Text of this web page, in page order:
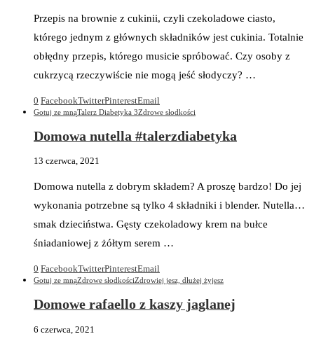
Przepis na brownie z cukinii, czyli czekoladowe ciasto,
którego jednym z głównych składników jest cukinia. Totalnie
obłędny przepis, którego musicie spróbować. Czy osoby z
cukrzycą rzeczywiście nie mogą jeść słodyczy? …
0 FacebookTwitterPinterestEmail
Gotuj ze mnąTalerz Diabetyka 3Zdrowe słodkości
Domowa nutella #talerzdiabetyka
13 czerwca, 2021
Domowa nutella z dobrym składem? A proszę bardzo! Do jej
wykonania potrzebne są tylko 4 składniki i blender. Nutella…
smak dzieciństwa. Gęsty czekoladowy krem na bułce
śniadaniowej z żółtym serem …
0 FacebookTwitterPinterestEmail
Gotuj ze mnąZdrowe słodkościZdrowiej jesz, dłużej żyjesz
Domowe rafaello z kaszy jaglanej
6 czerwca, 2021